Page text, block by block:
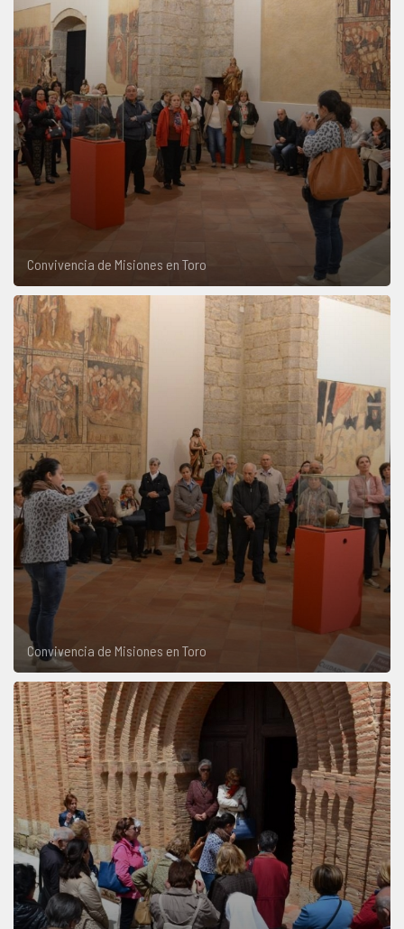
Convivencia de Misiones en Toro
Convivencia de Misiones en Toro